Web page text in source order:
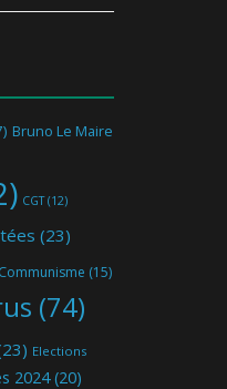
Bruno Le Maire
CGT(12)
(23)
Communisme (15)
(74)
Elections
2024(20)